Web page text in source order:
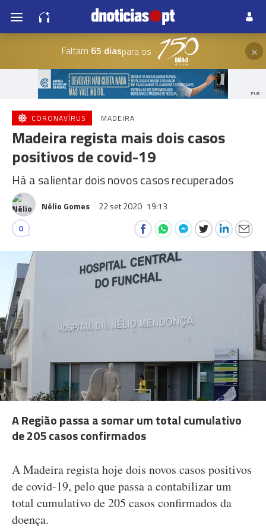
Faltam 65 diaspara os ×
PUB
CORONAVÍRUS MADEIRA
Madeira regista mais dois casos
positivos de covid-19
Há a salientar dois novos casos recuperados
Nélio Gomes 22 set 2020 19:13
0
A Região passa a somar um total cumulativo
de 205 casos confirmados
A Madeira regista hoje dois novos casos positivos
de covid-19, pelo que passa a contabilizar um
total cumulativo de 205 casos confirmados da
doença.